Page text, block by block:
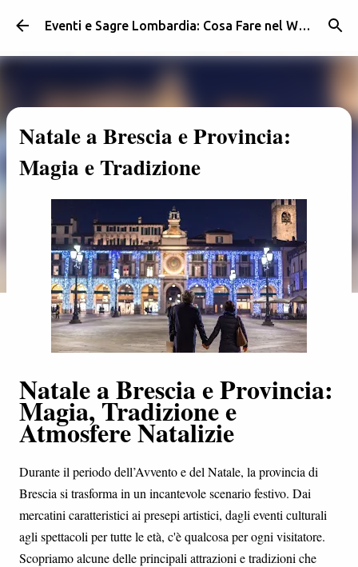
Passa ai contenuti principali Eventi e Sagre Lombardia: Cosa Fare nel Weekend | Weekendidea
Natale a Brescia e Provincia:
Magia e Tradizione
Natale a Brescia e Provincia:
Magia, Tradizione e
Atmosfere Natalizie
Durante il periodo dell’Avvento e del Natale, la provincia di
Brescia si trasforma in un incantevole scenario festivo. Dai
mercatini caratteristici ai presepi artistici, dagli eventi culturali
agli spettacoli per tutte le età, c'è qualcosa per ogni visitatore.
Scopriamo alcune delle principali attrazioni e tradizioni che